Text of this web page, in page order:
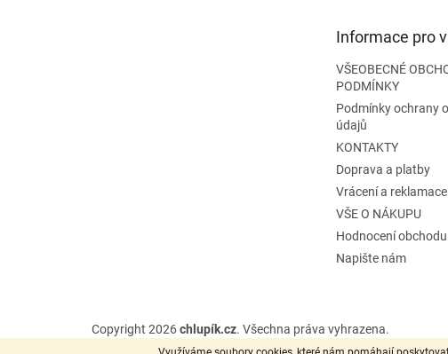
Informace pro
VŠEOBECNÉ
PODMÍNKY
Podmínky ochrany
údajů
KONTAKTY
Doprava a platby
Vrácení a
VŠE O NÁKUPU
Hodnocení obchodu
Napište nám
Copyright 2026chlupík.cz. Všechna práva vyhrazena.